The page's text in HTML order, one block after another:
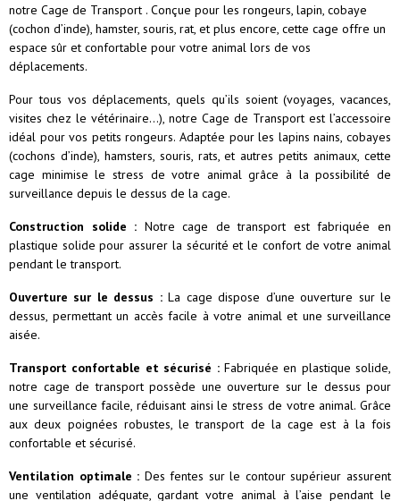
notre Cage de Transport . Conçue pour les rongeurs, lapin, cobaye
(cochon d’inde), hamster, souris, rat, et plus encore, cette cage offre un
espace sûr et confortable pour votre animal lors de vos
déplacements.
Pour tous vos déplacements, quels qu’ils soient (voyages, vacances,
visites chez le vétérinaire…), notre Cage de Transport est l’accessoire
idéal pour vos petits rongeurs. Adaptée pour les lapins nains, cobayes
(cochons d’inde), hamsters, souris, rats, et autres petits animaux, cette
cage minimise le stress de votre animal grâce à la possibilité de
surveillance depuis le dessus de la cage.
Construction solide : Notre cage de transport est fabriquée en
plastique solide pour assurer la sécurité et le confort de votre animal
pendant le transport.
Ouverture sur le dessus :La cage dispose d’une ouverture sur le
dessus, permettant un accès facile à votre animal et une surveillance
aisée.
Transport confortable et sécurisé :Fabriquée en plastique solide,
notre cage de transport possède une ouverture sur le dessus pour
une surveillance facile, réduisant ainsi le stress de votre animal. Grâce
aux deux poignées robustes, le transport de la cage est à la fois
confortable et sécurisé.
Ventilation optimale : Des fentes sur le contour supérieur assurent
une ventilation adéquate, gardant votre animal à l’aise pendant le